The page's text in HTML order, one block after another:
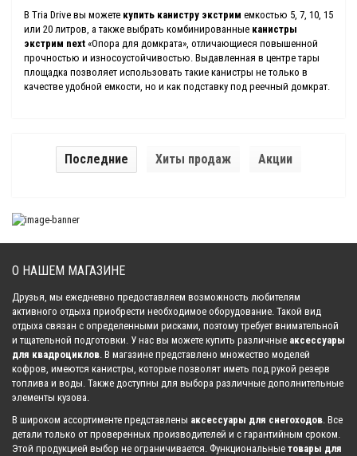
В Tria Drive вы можете купить канистру экстрим емкостью 5, 7, 10, 15
или 20 литров, а также выбрать комбинированные канистры
экстрим next «Опора для домкрата», отличающиеся повышенной
прочностью и износоустойчивостью. Выдавленная в центре тары
площадка позволяет использовать такие канистры не только в
качестве удобной емкости, но и как подставку под реечный домкрат.
Последние Хиты продаж Акции
О НАШЕМ МАГАЗИНЕ
Друзья, мы ежедневно предоставляем возможность любителям
активного отдыха приобрести необходимое оборудование. Такой вид
отдыха связан с определенными рисками, поэтому требует внимательной
и тщательной подготовки. У нас вы можете купить различные аксессуары
для квадроциклов. В магазине представлено множество моделей
кофров, имеются канистры, которые позволят иметь под рукой резерв
топлива и воды. Также доступны для выбора различные дополнительные
элементы кузова.
В широком ассортименте представлены аксессуары для снегоходов. Все
детали только от проверенных производителей и с гарантийным сроком.
Этой продукцией выбор не ограничивается. Функциональные товары для